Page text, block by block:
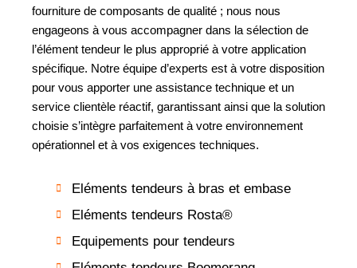
fourniture de composants de qualité ; nous nous
engageons à vous accompagner dans la sélection de
l’élément tendeur le plus approprié à votre application
spécifique. Notre équipe d’experts est à votre disposition
pour vous apporter une assistance technique et un
service clientèle réactif, garantissant ainsi que la solution
choisie s’intègre parfaitement à votre environnement
opérationnel et à vos exigences techniques.
Eléments tendeurs à bras et embase
Eléments tendeurs Rosta®
Equipements pour tendeurs